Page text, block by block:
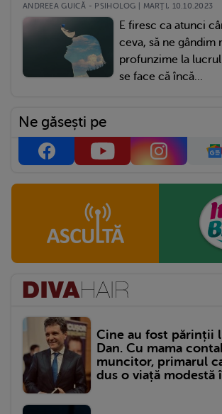
ANDREEA GUICĂ - PSIHOLOG | MARŢI, 10.10.2023
E firesc ca atunci
ceva, să ne gândim
profunzime la
se face că încă...
Ne găsești pe
Cine au fost părinții
Dan. Cu mama
muncitor, primarul
dus o viață modestă